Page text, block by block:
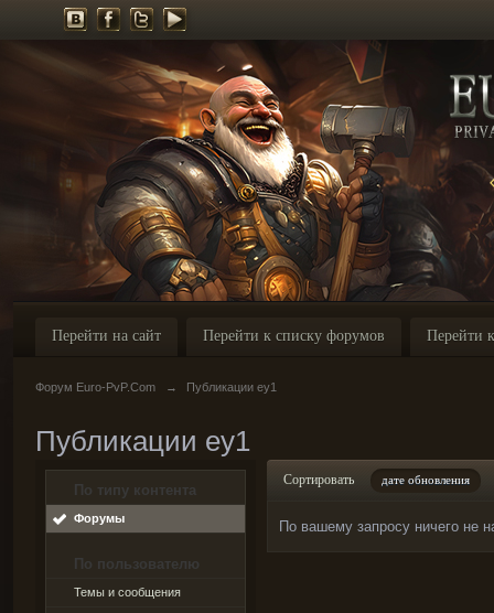
Перейти на сайт Перейти к списку форумов Перейти
Форум Euro-PvP.Com → Публикации ey1
Публикации ey1
По типу контента
Форумы
По пользователю
Темы и сообщения
Сортировать дате обновления
По вашему запросу ничего не